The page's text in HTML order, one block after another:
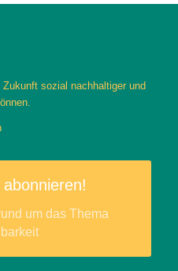
sozial nachhaltiger und
um das Thema